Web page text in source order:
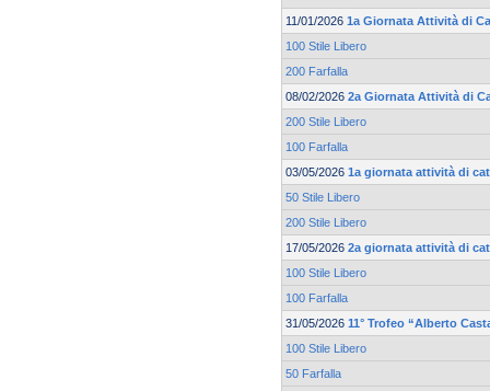
11/01/2026 1a Giornata Attività di
100 Stile Libero
200 Farfalla
08/02/2026 2a Giornata Attività di
200 Stile Libero
100 Farfalla
03/05/2026 1a giornata attività di
50 Stile Libero
200 Stile Libero
17/05/2026 2a giornata attività di
100 Stile Libero
100 Farfalla
31/05/2026 11° Trofeo “Alberto
100 Stile Libero
50 Farfalla